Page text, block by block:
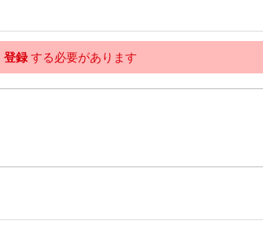
登録する必要があります